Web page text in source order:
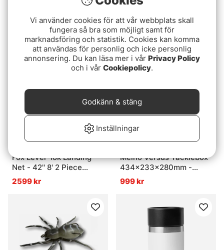
999 kr
CC Moore Odyssey XXX
Air Ball Pop Ups
119 kr
Fox Lever-lok Landing
Net - 42'' 8' 2 Piece
handle
2599 kr
Meiho Versus Tacklebox
434x233x280mm -
Green
999 kr
Vi använder cookies för att vår webbplats skall
fungera så bra som möjligt samt för
marknadsföring och statistik. Cookies kan komma
att användas för personlig och icke personlig
annonsering. Du kan läsa mer i vår Privacy Policy
och i vår Cookiepolicy.
Inställningar
Godkänn & stäng